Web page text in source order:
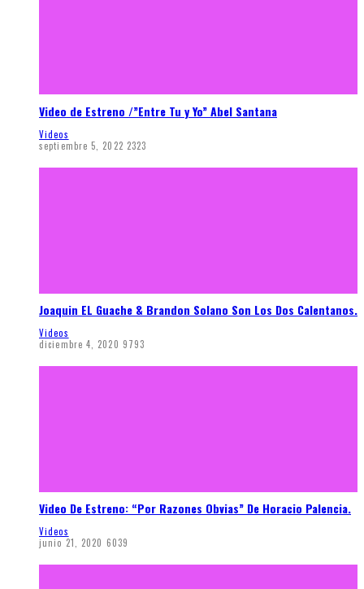
Video de Estreno /”Entre Tu y Yo” Abel Santana
Videos
septiembre 5, 2022 2323
Joaquin EL Guache & Brandon Solano Son Los Dos Calentanos.
Videos
diciembre 4, 2020 9793
Video De Estreno: “Por Razones Obvias” De Horacio Palencia.
Videos
junio 21, 2020 6039